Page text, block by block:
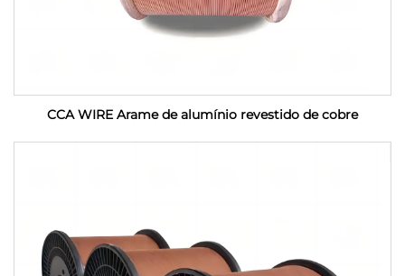
CCA WIRE Arame de alumínio revestido de cobre